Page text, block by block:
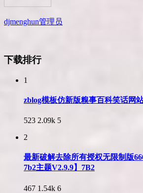
djmenghun管理员
下载排行
1
zblog模板仿新版糗事百科笑话网
523 2.09k 5
2
最新破解去除所有授权无限制版
7b2主题V2.9.9】7B2
467 1.54k 6